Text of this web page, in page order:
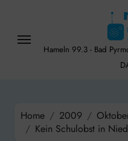
content
Hameln 99.3 - Bad
Home 2009
Kein Schulobst in